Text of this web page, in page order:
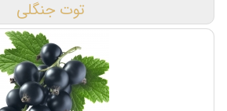
توت جنگلی